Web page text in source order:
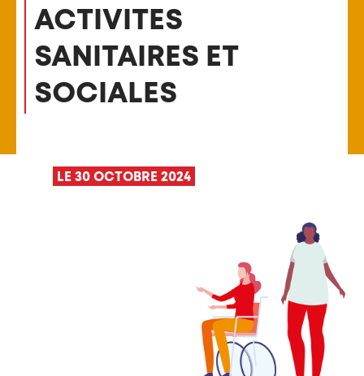
ACTIVITES
SANITAIRES ET
SOCIALES
LE 30 OCTOBRE 2024